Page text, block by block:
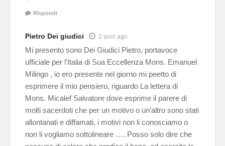
Rispondi
Pietro Dei giudici 2 anni ago
Mi presento sono Dei Giudici Pietro, portavoce
ufficiale per l’Italia di Sua Eccellenza Mons. Emanuel
Milingo , io ero presente nel giorno mi peetto di
esprimere il mio pensiero, riguardo La lettera di
Mons. Micalef Salvatore dove esprime il parere di
molti sacerdoti che per un motivo o un’altro sono stati
allontanati e diffamati, i motivi non li conosciamo o
non li vogliamo sottolineare …. Posso solo dire che